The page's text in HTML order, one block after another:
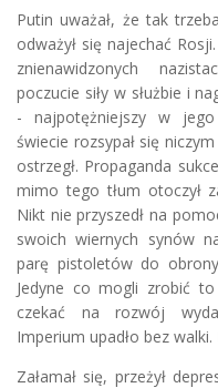
Putin uważał, że tak
odważył się najechać
znienawidzonych
poczucie siły w służbie i
- najpotężniejszy w
świecie rozsypał się
ostrzegł. Propaganda
mimo tego tłum otoczył
Nikt nie przyszedł na
swoich wiernych synów
parę pistoletów do
Jedyne co mogli zrobić
czekać na rozwój
Imperium upadło bez
Załamał się, przeżył